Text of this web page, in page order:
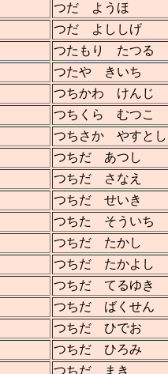
つだ ようほ
つだ よししげ
つたもり たつる
つたや きいち
つちかわ けんじ
つちくら むつこ
つちさか やすとし
つちだ あつし
つちだ さなえ
つちだ せいき
つちた そういち
つちだ たかし
つちだ たかよし
つちだ てるゆき
つちだ ばくせん
つちだ ひでお
つちだ ひろみ
つちだ まき